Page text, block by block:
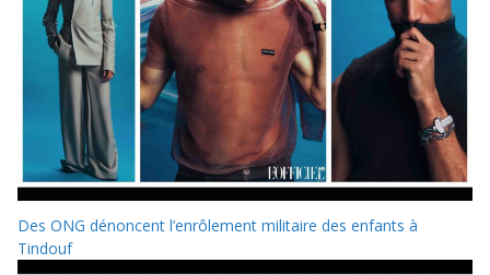
Des ONG dénoncent l’enrôlement militaire des enfants à
Tindouf